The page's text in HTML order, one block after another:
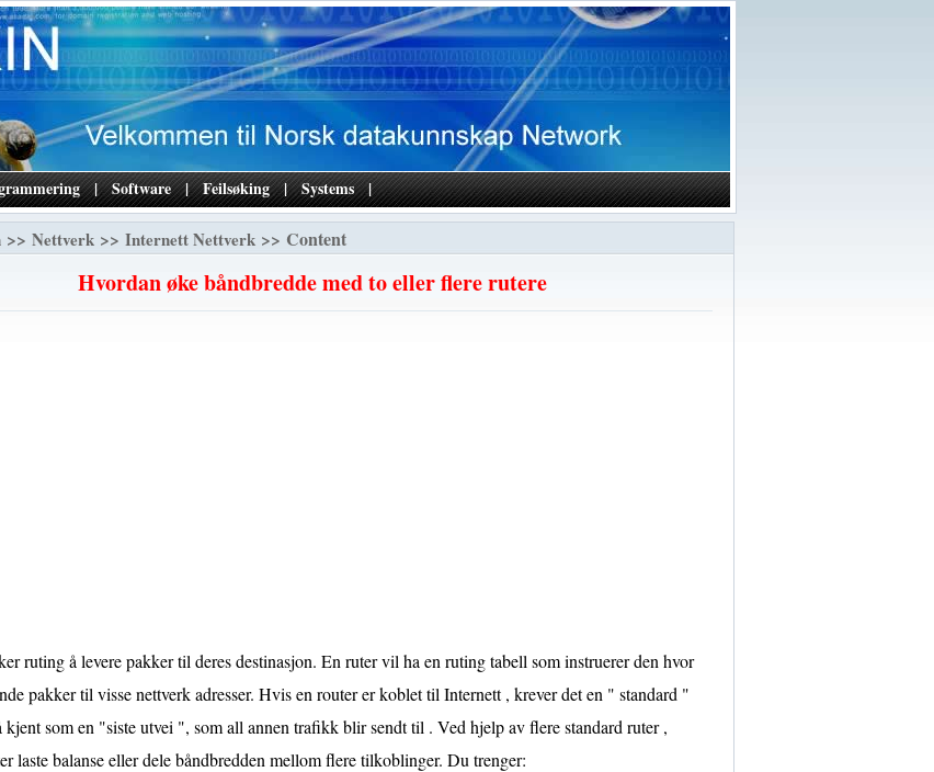
| Software | Feilsøking | Systems |
>> Nettverk >> Internett Nettverk >> Content
Hvordan øke båndbredde med to eller flere rutere
ruting å levere pakker til deres destinasjon. En ruter vil ha en ruting tabell som instruerer den hvor
pakker til visse nettverk adresser. Hvis en router er koblet til Internett , krever det en " standard "
kjent som en "siste utvei ", som all annen trafikk blir sendt til . Ved hjelp av flere standard ruter ,
laste balanse eller dele båndbredden mellom flere tilkoblinger. Du trenger: